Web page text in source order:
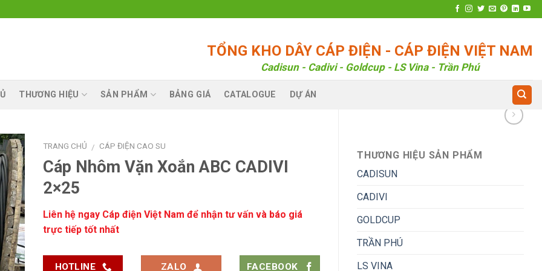
TỔNG KHO DÂY CÁP ĐIỆN - CÁP ĐIỆN VIỆT NAM
Cadisun - Cadivi - Goldcup - LS Vina - Trần Phú
THƯƠNG HIỆU SẢN PHẨM BẢNG GIÁ CATALOGUE DỰ ÁN
THƯƠNG HIỆU SẢN PHẨM
CADISUN
CADIVI
GOLDCUP
TRẦN PHÚ
LS VINA
TRANG CHỦ / CÁP ĐIỆN CAO SU
Cáp Nhôm Vặn Xoắn ABC CADIVI
2×25
Liên hệ ngay Cáp điện Việt Nam để nhận tư vấn và báo giá
trực tiếp tốt nhất
HOTLINE ZALO FACEBOOK